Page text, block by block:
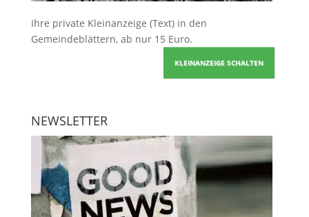
Ihre private Kleinanzeige (Text) in den
Gemeindeblättern, ab nur 15 Euro.
KLEINANZEIGE SCHALTEN
NEWSLETTER